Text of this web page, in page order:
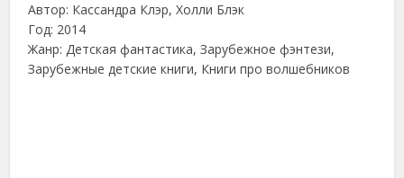
Автор: Кассандра Клэр, Холли Блэк
Год: 2014
Жанр: Детская фантастика, Зарубежное фэнтези,
Зарубежные детские книги, Книги про волшебников